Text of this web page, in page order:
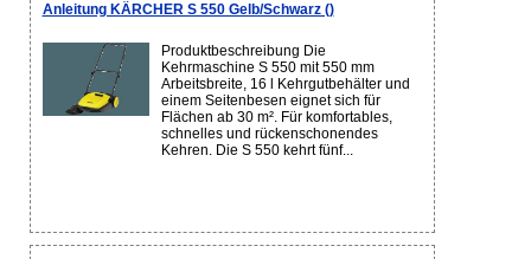
Anleitung KÄRCHER S 550 Gelb/Schwarz ()
Produktbeschreibung Die
Kehrmaschine S 550 mit 550 mm
Arbeitsbreite, 16 l Kehrgutbehälter und
einem Seitenbesen eignet sich für
Flächen ab 30 m². Für komfortables,
schnelles und rückenschonendes
Kehren. Die S 550 kehrt fünf...